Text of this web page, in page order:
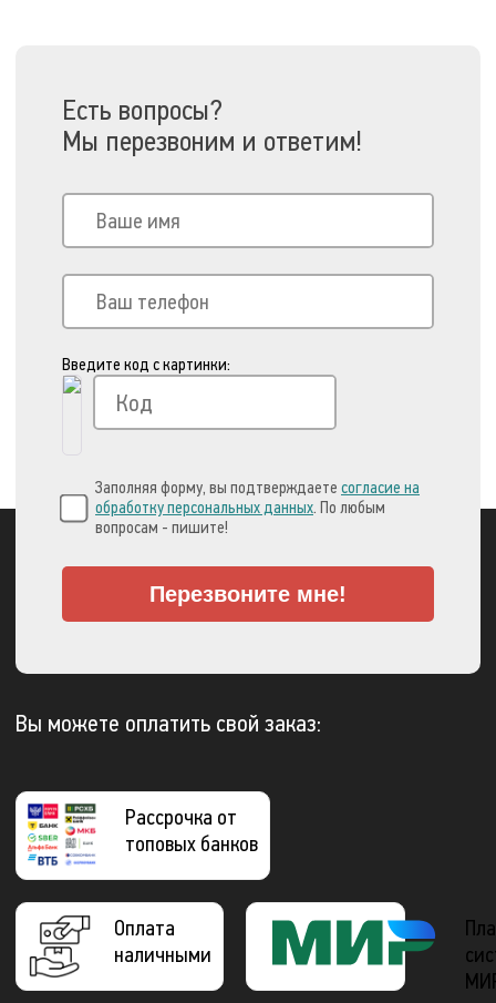
Есть вопросы?
Мы перезвоним и ответим!
Введите код с картинки:
Заполняя форму, вы подтверждаете согласие на
обработку персональных данных. По любым
вопросам - пишите!
Перезвоните мне!
Вы можете оплатить свой заказ:
Рассрочка от
топовых банков
Оплата
наличными